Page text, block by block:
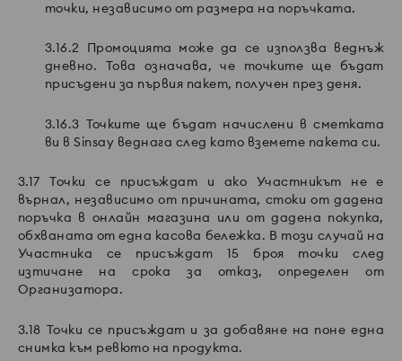
точки, независимо от размера на поръчката.
3.16.2 Промоцията може да се използва веднъж
дневно. Това означава, че точките ще бъдат
присъдени за първия пакет, получен през деня.
3.16.3 Точките ще бъдат начислени в сметката
ви в Sinsay веднага след като вземете пакета си.
3.17 Точки се присъждат и ако Участникът не е
върнал, независимо от причината, стоки от дадена
поръчка в онлайн магазина или от дадена покупка,
обхваната от една касова бележка. В този случай на
Участника се присъждат 15 броя точки след
изтичане на срока за отказ, определен от
Организатора.
3.18 Точки се присъждат и за добавяне на поне една
снимка към ревюто на продукта.